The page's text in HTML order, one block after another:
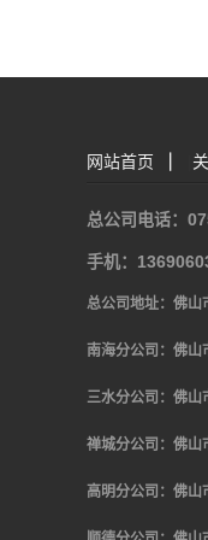
网站首页
总公司电话：
手机：
总公司地址：佛山
南海分公司：佛山
三水分公司：佛山
禅城分公司：佛山
高明分公司：佛山